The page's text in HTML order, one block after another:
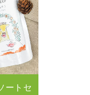
ートセ